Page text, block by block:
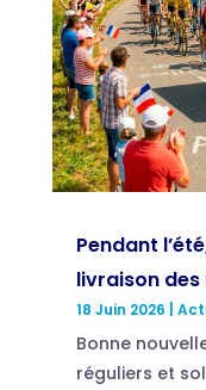
Pendant
livraison des
18 Juin 2026
Bonne
réguliers et